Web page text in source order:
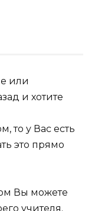
или
и хотите
то у Вас есть
это прямо
Вы можете
учителя.